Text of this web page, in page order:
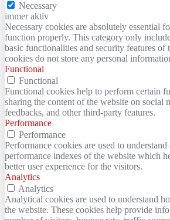
Necessary
immer aktiv
Necessary cookies are absolutely essential
function properly. This category only
basic functionalities and security features of
cookies do not store any personal
Functional
Functional
Functional cookies help to perform certain
sharing the content of the website on social
feedbacks, and other third-party features.
Performance
Performance
Performance cookies are used to
performance indexes of the website which
better user experience for the visitors.
Analytics
Analytics
Analytical cookies are used to understand
the website. These cookies help provide